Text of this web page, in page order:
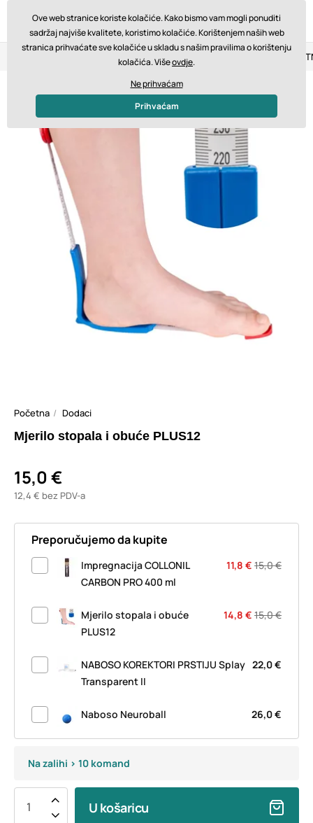
Povrat u roku od 14 dana Brza dostava od 200 €
Početna Dodaci
Mjerilo stopala i obuće PLUS12
15,0 €
12,4 € bez PDV-a
Preporučujemo da kupite
11,8 € 15,0 €
Impregnacija COLLONIL
CARBON PRO 400 ml
14,8 € 15,0 €
Mjerilo stopala i obuće
PLUS12
22,0 €
NABOSO KOREKTORI PRSTIJU Splay
Transparent II
26,0 €
Naboso Neuroball
Na zalihi > 10 komand
U košaricu
Ove web stranice koriste kolačiće. Kako bismo vam mogli ponuditi
sadržaj najviše kvalitete, koristimo kolačiće. Korištenjem naših web
stranica prihvaćate sve kolačiće u skladu s našim pravilima o korištenju
kolačića. Višeovdje.
Ne prihvaćam
Prihvaćam